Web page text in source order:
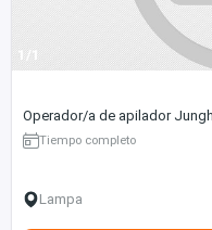
1/1
Operador/a de apilador
Tiempo completo
Lampa